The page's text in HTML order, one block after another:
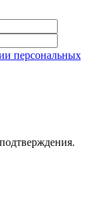
персональных